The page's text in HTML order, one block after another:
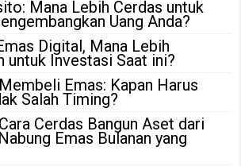
Mana Lebih Cerdas untuk
Uang Anda?
Digital, Mana Lebih
untuk Investasi Saat ini?
Emas: Kapan Harus
Salah Timing?
Cerdas Bangun Aset dari
Emas Bulanan yang